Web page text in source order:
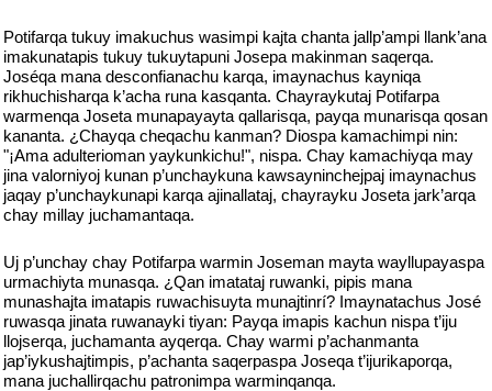
Potifarqa tukuy imakuchus wasimpi kajta chanta jallp’ampi llank’ana
imakunatapis tukuy tukuytapuni Josepa makinman saqerqa.
Joséqa mana desconfianachu karqa, imaynachus kayniqa
rikhuchisharqa k’acha runa kasqanta. Chayraykutaj Potifarpa
warmenqa Joseta munapayayta qallarisqa, payqa munarisqa qosan
kananta. ¿Chayqa cheqachu kanman? Diospa kamachimpi nin:
"¡Ama adulterioman yaykunkichu!", nispa. Chay kamachiyqa may
jina valorniyoj kunan p’unchaykuna kawsayninchejpaj imaynachus
jaqay p’unchaykunapi karqa ajinallataj, chayrayku Joseta jark’arqa
chay millay juchamantaqa.
Uj p’unchay chay Potifarpa warmin Joseman mayta wayllupayaspa
urmachiyta munasqa. ¿Qan imatataj ruwanki, pipis mana
munashajta imatapis ruwachisuyta munajtinrí? Imaynatachus José
ruwasqa jinata ruwanayki tiyan: Payqa imapis kachun nispa t’iju
llojserqa, juchamanta ayqerqa. Chay warmi p’achanmanta
jap’iykushajtimpis, p’achanta saqerpaspa Joseqa t’ijurikaporqa,
mana juchallirqachu patronimpa warminqanqa.